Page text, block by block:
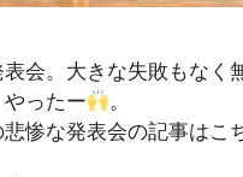
会。大きな失敗もなく
ったー
。
悲惨な発表会の記事はこ